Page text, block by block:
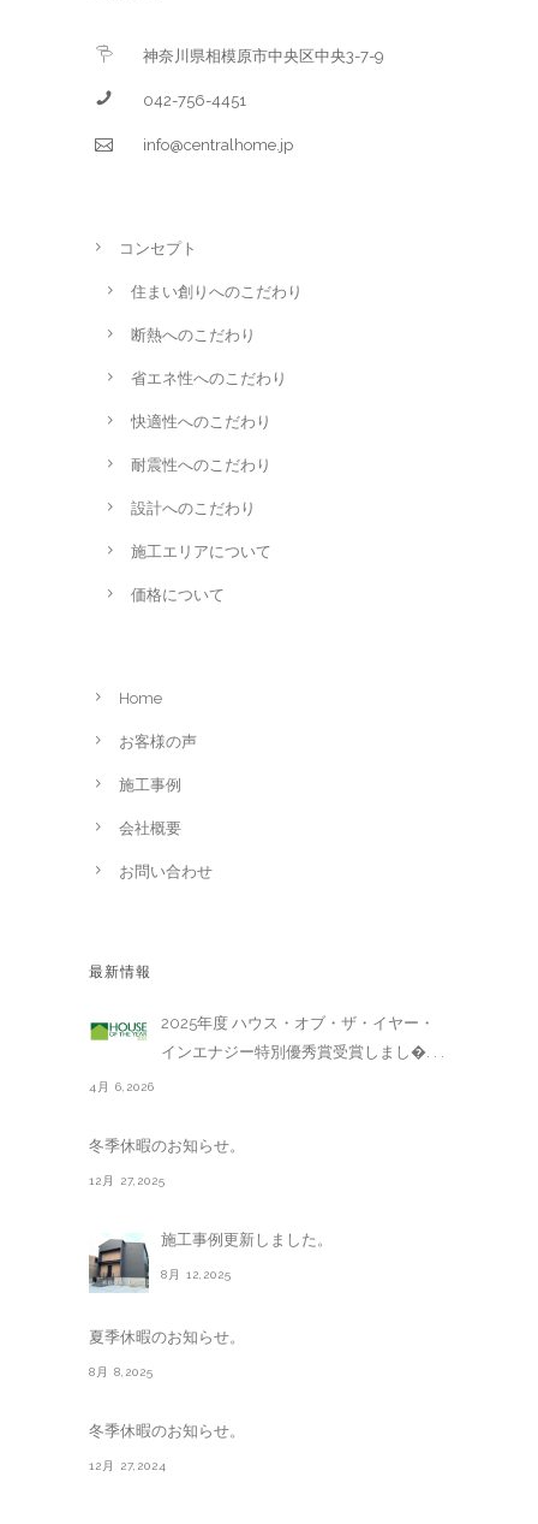
神奈川県相模原市中央区中央3-7-9
042-756-4451
info@centralhome.jp
コンセプト
住まい創りへのこだわり
断熱へのこだわり
省エネ性へのこだわり
快適性へのこだわり
耐震性へのこだわり
設計へのこだわり
施工エリアについて
価格について
Home
お客様の声
施工事例
会社概要
お問い合わせ
最新情報
2025年度 ハウス・オブ・ザ・イヤー・
インエナジー特別優秀賞受賞しまし�. . .
4月 6,2026
冬季休暇のお知らせ。
12月 27,2025
施工事例更新しました。
8月 12,2025
夏季休暇のお知らせ。
8月 8,2025
冬季休暇のお知らせ。
12月 27,2024